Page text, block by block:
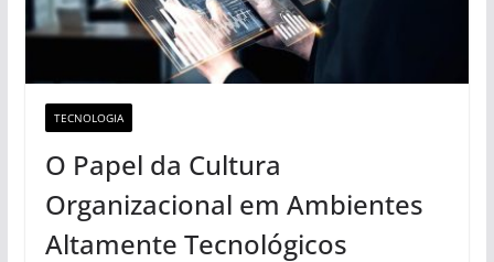
TECNOLOGIA
O Papel da Cultura
Organizacional em Ambientes
Altamente Tecnológicos